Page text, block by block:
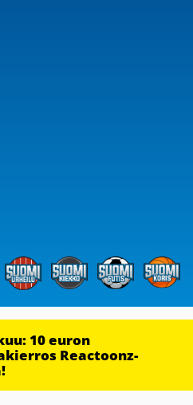
10 euron
Reactoonz-